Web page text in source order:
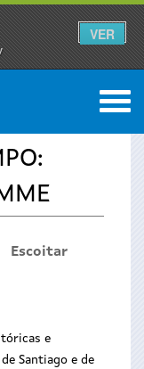
VER
0
Escoitar
e
Santiago e de